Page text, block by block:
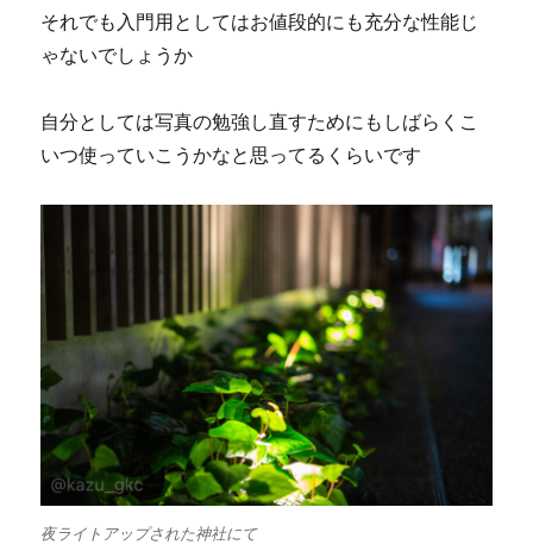
それでも入門用としてはお値段的にも充分な性能じ
ゃないでしょうか
自分としては写真の勉強し直すためにもしばらくこ
いつ使っていこうかなと思ってるくらいです
夜ライトアップされた神社にて